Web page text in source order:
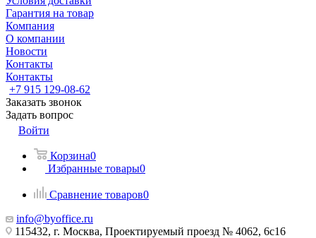
Гарантия на товар
Компания
О компании
Новости
Контакты
Контакты
+7 915 129-08-62
Заказать звонок
Задать вопрос
Войти
Корзина0
Избранные товары0
Сравнение товаров0
info@byoffice.ru
115432, г. Москва, Проектируемый проезд № 4062, 6с16